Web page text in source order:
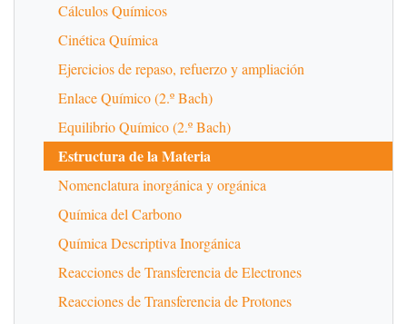
Cálculos Químicos
Cinética Química
Ejercicios de repaso, refuerzo y ampliación
Enlace Químico (2.º Bach)
Equilibrio Químico (2.º Bach)
Estructura de la Materia
Nomenclatura inorgánica y orgánica
Química del Carbono
Química Descriptiva Inorgánica
Reacciones de Transferencia de Electrones
Reacciones de Transferencia de Protones